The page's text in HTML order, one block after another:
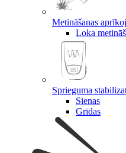
Metināšanas
Loka
Sprieguma
Sienas
Grīdas